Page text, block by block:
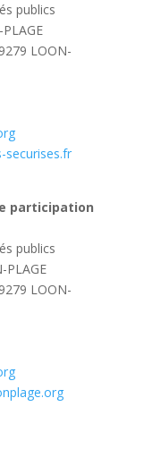
publics
LOON-
securises.fr
participation
publics
PLAGE
LOON-